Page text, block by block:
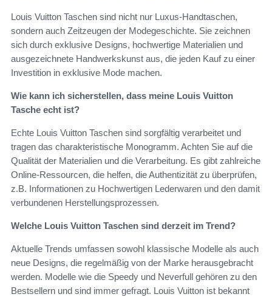
Louis Vuitton Taschen sind nicht nur Luxus-Handtaschen,
sondern auch Zeitzeugen der Modegeschichte. Sie zeichnen
sich durch exklusive Designs, hochwertige Materialien und
ausgezeichnete Handwerkskunst aus, die jeden Kauf zu einer
Investition in exklusive Mode machen.
Wie kann ich sicherstellen, dass meine Louis Vuitton
Tasche echt ist?
Echte Louis Vuitton Taschen sind sorgfältig verarbeitet und
tragen das charakteristische Monogramm. Achten Sie auf die
Qualität der Materialien und die Verarbeitung. Es gibt zahlreiche
Online-Ressourcen, die helfen, die Authentizität zu überprüfen,
z.B. Informationen zu Hochwertigen Lederwaren und den damit
verbundenen Herstellungsprozessen.
Welche Louis Vuitton Taschen sind derzeit im Trend?
Aktuelle Trends umfassen sowohl klassische Modelle als auch
neue Designs, die regelmäßig von der Marke herausgebracht
werden. Modelle wie die Speedy und Neverfull gehören zu den
Bestsellern und sind immer gefragt. Louis Vuitton ist bekannt